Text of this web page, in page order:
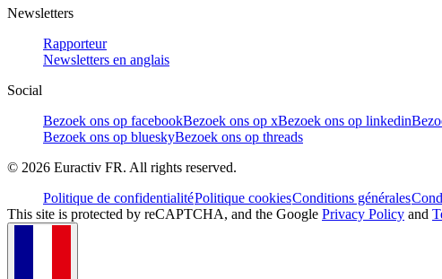
Newsletters
Rapporteur
Newsletters en anglais
Social
Bezoek ons op facebookBezoek ons op xBezoek ons op linkedin
Bezoek ons op blueskyBezoek ons op threads
© 2026 Euractiv FR. All rights reserved.
Politique de confidentialitéPolitique cookiesConditions générales
This site is protected by reCAPTCHA, and the Google Privacy Policy and